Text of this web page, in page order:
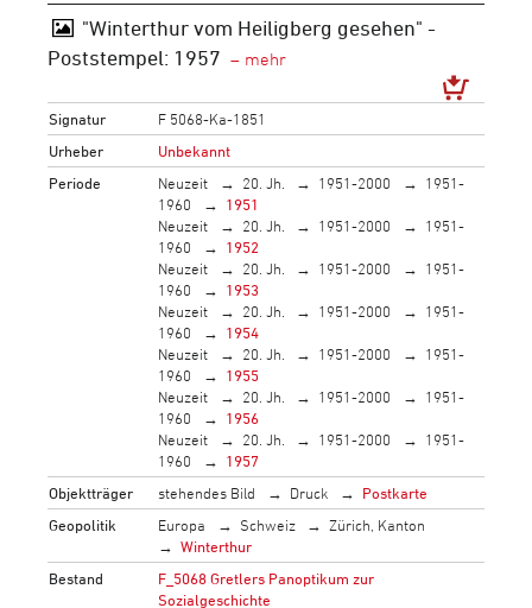
"Winterthur vom Heiligberg gesehen" -
Poststempel: 1957
Signatur
F 5068-Ka-1851
Urheber
Unbekannt
Periode
Neuzeit 20. Jh. 1951-2000
1951-
1960
1951
Neuzeit
20. Jh. 1951-2000
1951-
1960
1952
Neuzeit
20. Jh. 1951-2000
1951-
1960
1953
Neuzeit
20. Jh. 1951-2000
1951-
1960
1954
Neuzeit
20. Jh. 1951-2000
1951-
1960
1955
Neuzeit
20. Jh. 1951-2000
1951-
1960
1956
Neuzeit
20. Jh. 1951-2000
1951-
1960
1957
Objektträger
stehendes Bild Druck
Postkarte
Geopolitik
Europa Schweiz
Zürich, Kanton
Winterthur
Bestand
F_5068 Gretlers Panoptikum zur
Sozialgeschichte